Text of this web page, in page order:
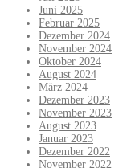
Juni 2025
Februar 2025
Dezember 2024
November 2024
Oktober 2024
August 2024
März 2024
Dezember 2023
November 2023
August 2023
Januar 2023
Dezember 2022
November 2022